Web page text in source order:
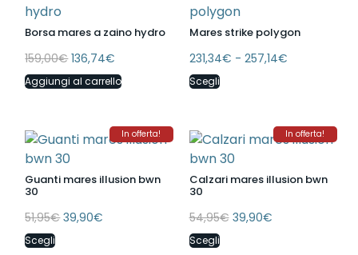
Borsa mares a zaino hydro
159,00€ 136,74€
Aggiungi al carrello
Mares strike polygon
231,34€ - 257,14€
Scegli
In offerta!
Guanti mares illusion bwn
30
51,95€ 39,90€
Scegli
In offerta!
Calzari mares illusion bwn
30
54,95€ 39,90€
Scegli